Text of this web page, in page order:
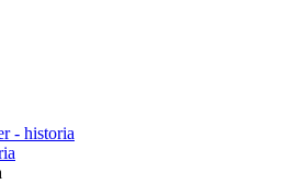
- historia